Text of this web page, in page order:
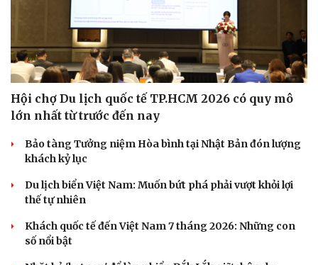
Hội chợ Du lịch quốc tế TP.HCM 2026 có quy mô
lớn nhất từ trước đến nay
Bảo tàng Tưởng niệm Hòa bình tại Nhật Bản đón lượng
khách kỷ lục
Du lịch biển Việt Nam: Muốn bứt phá phải vượt khỏi lợi
thế tự nhiên
Khách quốc tế đến Việt Nam 7 tháng 2026: Những con
số nổi bật